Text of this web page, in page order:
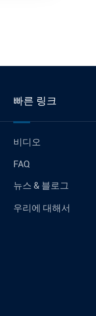
빠른 링크
비디오
FAQ
뉴스 & 블로그
우리에 대해서